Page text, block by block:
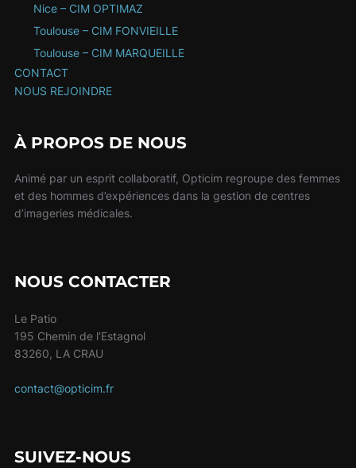
Nice – CIM OPTIMAZ
Toulouse – CIM FONVIEILLE
Toulouse – CIM MARQUEILLE
CONTACT
NOUS REJOINDRE
À PROPOS DE NOUS
Animé par un esprit collaboratif, Opticim regroupe des femmes
et des hommes d’expériences dans la gestion de centres
d’imageries médicales.
NOUS CONTACTER
Le Patio
195 Chemin de l’Estagnol
83260, LA CRAU
contact@opticim.fr
SUIVEZ-NOUS